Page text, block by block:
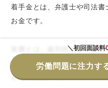
着手金とは、弁護士や司法
お金です。
実費とは、裁判所に提出す
ど、弁護士や司法書士が事件
お金のことです。
＼初回面談料
労働問題に注力す